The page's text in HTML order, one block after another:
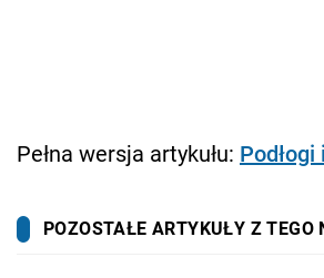
Pełna wersja artykułu:
POZOSTAŁE ARTYKUŁY Z TEGO